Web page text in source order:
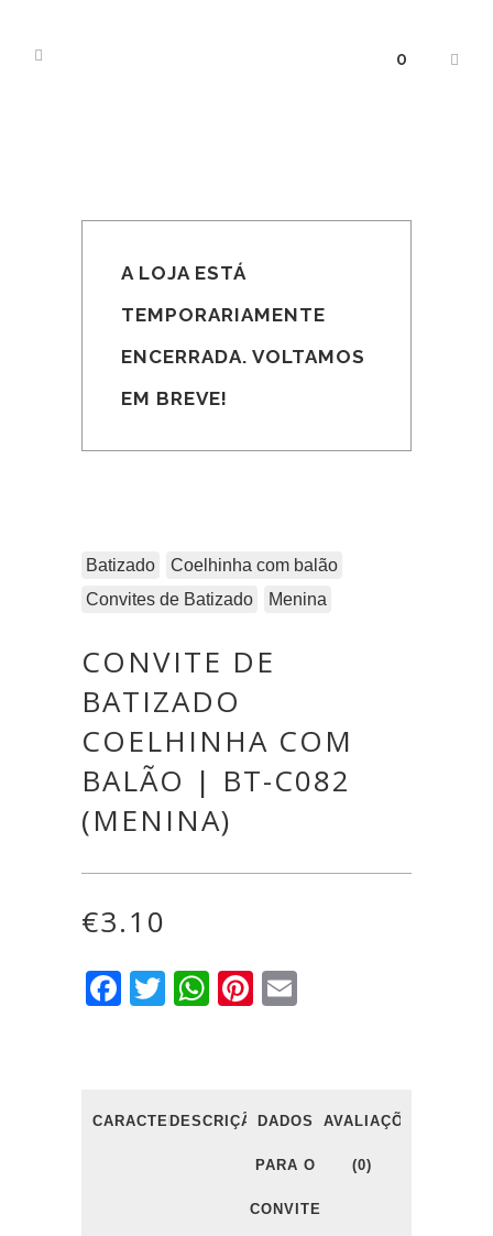
0
A LOJA ESTÁ
TEMPORARIAMENTE
ENCERRADA. VOLTAMOS
EM BREVE!
Batizado
Coelhinha com balão
Convites de Batizado
Menina
CONVITE DE
BATIZADO
COELHINHA COM
BALÃO | BT-C082
(MENINA)
€3.10
Facebook
TwitterWhatsApp
Pinterest
CARACTERÍSTICAS
DESCRIÇÃODADOS
PARA O
CONVITE
AVALIAÇÕES
(0)